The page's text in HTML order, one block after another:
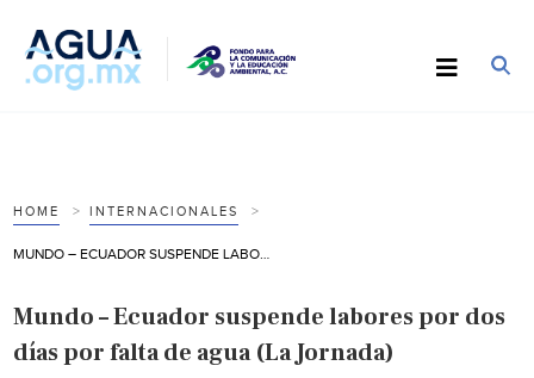
HOME INTERNACIONALES
Mundo – Ecuador suspende labores por dos
días por falta de agua (La Jornada)